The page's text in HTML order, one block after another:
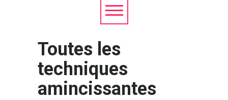
Toutes les
techniques
amincissantes